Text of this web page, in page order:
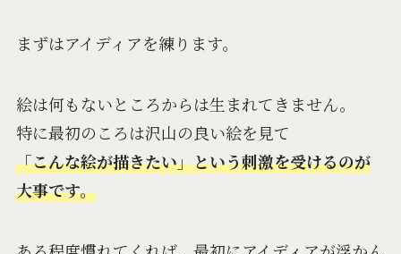
まずはアイディアを練ります。
絵は何もないところからは生まれてきません。
特に最初のころは沢山の良い絵を見て
「こんな絵が描きたい」という刺激を受けるのが
大事です。